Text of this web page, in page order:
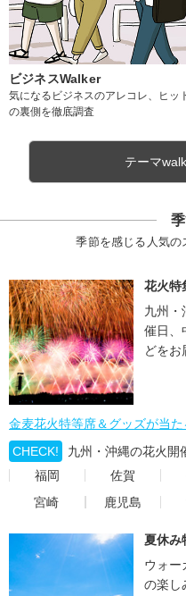
ビジネスWalker
気になるビジネスのアレコレ、ヒッ
の裏側を徹底調査
テーマ
季節を感じる人気の
花火特
九州・
催日、
どをお
金麦花火特等席＆グッズが当た
CHECK!
九州・沖縄の花火開
福岡
佐賀
宮崎
鹿児島
夏休み
ウォー
の楽し